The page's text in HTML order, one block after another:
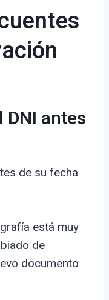
DNI antes
de su fecha
está muy
de
documento